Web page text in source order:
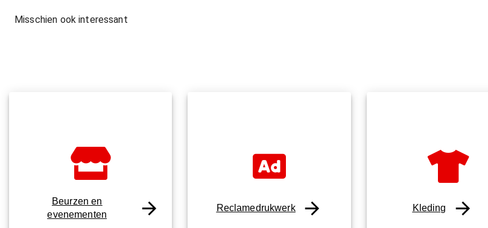
Misschien ook interessant
Beurzen en
evenementen
Reclamedrukwerk Kleding